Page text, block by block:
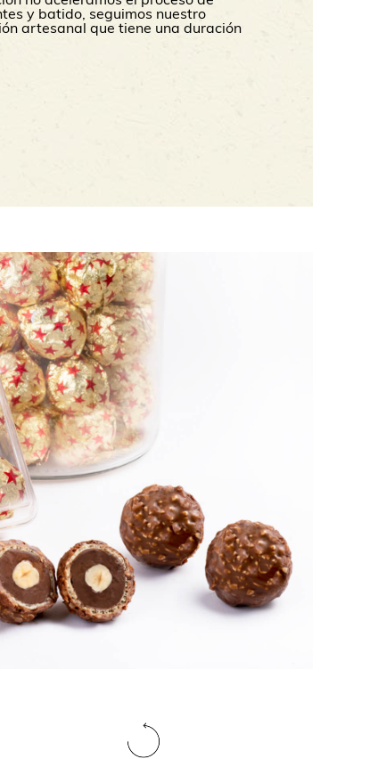
y batido, seguimos nuestro
artesanal que tiene una duración